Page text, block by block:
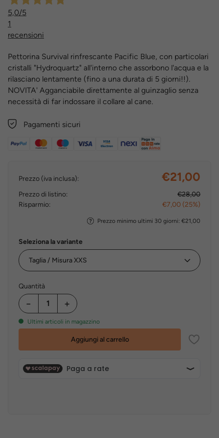
5,0/5
1
recensioni
Pettorina Survival rinfrescante Pacific Blue, con particolari
cristalli "Hydroquartz" all'interno che assorbono l'acqua e la
rilasciano lentamente (fino a una durata di 5 giorni!!).
NOVITA' Agganciabile direttamente al guinzaglio senza
necessità di far indossare il collare al cane.
Pagamenti sicuri
Prezzo (iva inclusa): €21,00
Prezzo di listino:
€28,00
Risparmio:
€7,00 (25%)
Prezzo minimo ultimi 30 giorni: €21,00
Seleziona la variante
Quantità
− +
Ultimi articoli in magazzino
Aggiungi al carrello